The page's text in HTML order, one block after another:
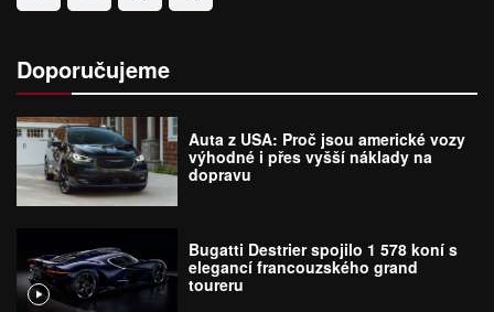
Doporučujeme
Auta z USA: Proč jsou americké vozy
výhodné i přes vyšší náklady na
dopravu
Bugatti Destrier spojilo 1 578 koní s
elegancí francouzského grand
toureru